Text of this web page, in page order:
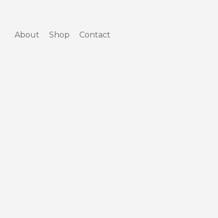
About Shop Contact